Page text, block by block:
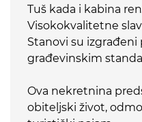
Tuš kada i kabina
Visokokvalitetne
Stanovi su
građevinskim
Ova nekretnina
obiteljski život,